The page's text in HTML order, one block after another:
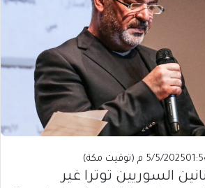
م (توقيت مكة)
السوريين توترا غير